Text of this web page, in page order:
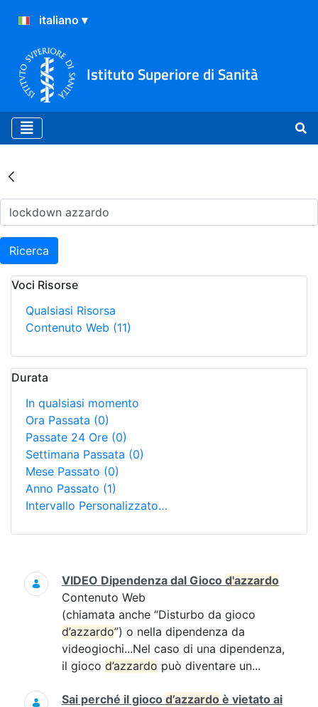
Istituto Superiore di Sanità
Risultati della Ricerca -
Ricerca
Voci Risorse
Qualsiasi Risorsa
Contenuto Web (11)
Durata
In qualsiasi momento
Ora Passata (0)
Passate 24 Ore (0)
Settimana Passata (0)
Mese Passato (0)
Anno Passato (1)
Intervallo Personalizzato…
Ricerca
VIDEO Dipendenza dal Gioco d'azzardo
Contenuto Web
(chiamata anche “Disturbo da gioco
d’azzardo”) o nella dipendenza da
videogiochi...Nel caso di una dipendenza,
il gioco d’azzardo può diventare un...
Sai perché il gioco d’azzardo è vietato ai